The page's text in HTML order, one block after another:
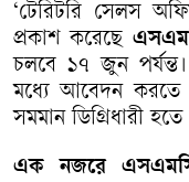
‘টেরিটরি সেলস
প্রকাশ করেছে
চলবে ১৭ জুন পর্যন্ত।
মধ্যে আবেদন করতে
সমমান ডিগ্রিধারী হতে
এক নজরে